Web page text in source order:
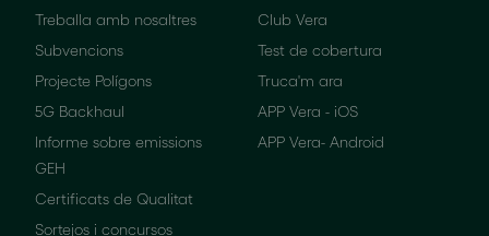
Treballa amb nosaltres
Subvencions
Projecte Polígons
5G Backhaul
Informe sobre emissions
GEH
Certificats de Qualitat
Sortejos i concursos
Club Vera
Test de cobertura
Truca'm ara
APP Vera - iOS
APP Vera- Android